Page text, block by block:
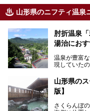
山形県のニフティ温泉
肘折温泉
湯治にお
温泉が豊富
現していた
今回はその
体験レポー
鄙びた風情
す。
山形県の
版】
さくらんぼ